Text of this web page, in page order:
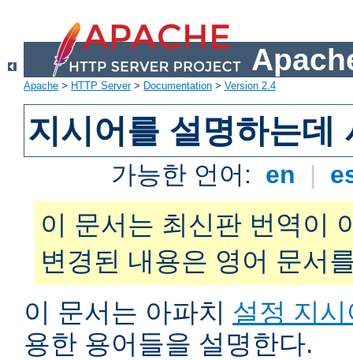
Apache > HTTP Server> Documentation > Version 2.4
지시어를 설명하는데
가능한 언어: en |
이 문서는 최신판 번역이
변경된 내용은 영어 문서
이 문서는 아파치 설정 지시
용한 용어들을 설명한다.